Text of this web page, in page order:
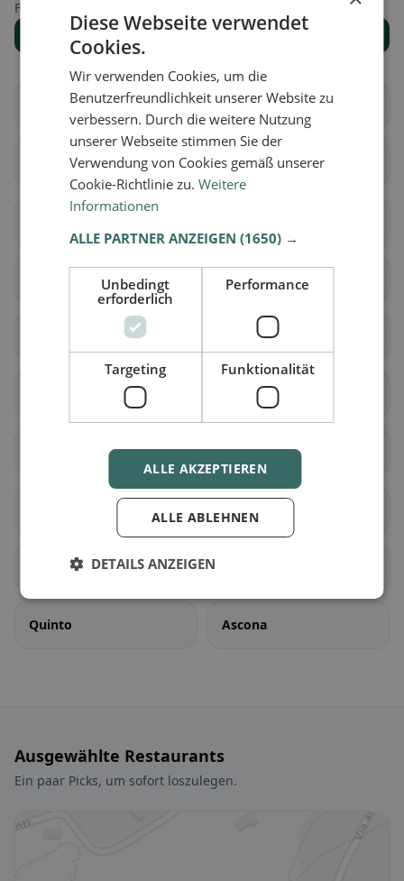
Finde den passenden Ort für deine Restaurantsuche.
Alle Orte anzeigen
Arbedo-Castione Bellinzona
Cadenazzo Isone
Blenio
Airolo
Bodio
Faido
Personico
Pollegio
Quinto Ascona
Ausgewählte Restaurants
Ein paar Picks, um sofort loszulegen.
Diese Webseite verwendet
Cookies.
Wir verwenden Cookies, um die
Benutzerfreundlichkeit unserer Website zu
verbessern. Durch die weitere Nutzung
unserer Webseite stimmen Sie der
Verwendung von Cookies gemäß unserer
Cookie-Richtlinie zu.Weitere
Informationen
ALLE PARTNER ANZEIGEN(1650) →
Unbedingt
erforderlich
Performance
Targeting Funktionalität
ALLE AKZEPTIEREN
ALLE ABLEHNEN
DETAILS ANZEIGEN